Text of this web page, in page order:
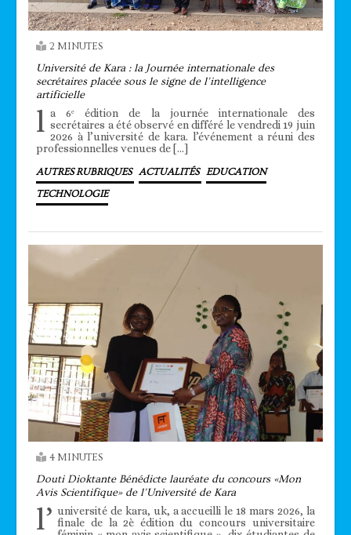
2 MINUTES
Université de Kara : la Journée internationale des
secrétaires placée sous le signe de l’intelligence
artificielle
l a 6ᵉ édition de la journée internationale des
secrétaires a été observé en différé le vendredi 19 juin
2026 à l’université de kara. l’événement a réuni des
professionnelles venues de […]
AUTRES RUBRIQUES ACTUALITÉS EDUCATION
TECHNOLOGIE
4 MINUTES
Douti Dioktante Bénédicte lauréate du concours «Mon
Avis Scientifique» de l’Université de Kara
l’ université de kara, uk, a accueilli le 18 mars 2026, la
finale de la 2è édition du concours universitaire